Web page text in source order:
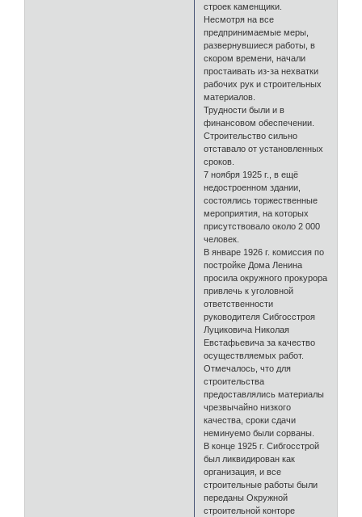
строек каменщики.
Несмотря на все
предпринимаемые меры,
развернувшиеся работы, в
скором времени, начали
простаивать из-за нехватки
рабочих рук и строительных
материалов.
Трудности были и в
финансовом обеспечении.
Строительство сильно
отставало от установленных
сроков.
7 ноября 1925 г., в ещё
недостроенном здании,
состоялись торжественные
мероприятия, на которых
присутствовало около 2 000
человек.
В январе 1926 г. комиссия по
постройке Дома Ленина
просила окружного прокурора
привлечь к уголовной
ответственности
руководителя Сибгосстроя
Луциковича Николая
Евстафьевича за качество
осуществляемых работ.
Отмечалось, что для
строительства
предоставлялись материалы
чрезвычайно низкого
качества, сроки сдачи
неминуемо были сорваны.
В конце 1925 г. Сибгосстрой
был ликвидирован как
организация, и все
строительные работы были
переданы Окружной
строительной конторе